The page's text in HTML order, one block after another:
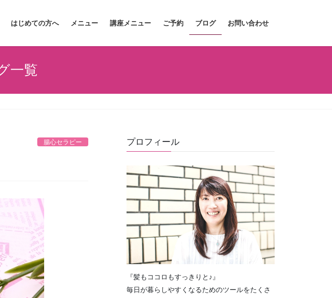
はじめての方へ メニュー 講座メニュー ご予約 ブログ お問い合わせ
一覧
腸心セラピー プロフィール
『髪もココロもすっきりと♪』
毎日が暮らしやすくなるためのツールをたくさ